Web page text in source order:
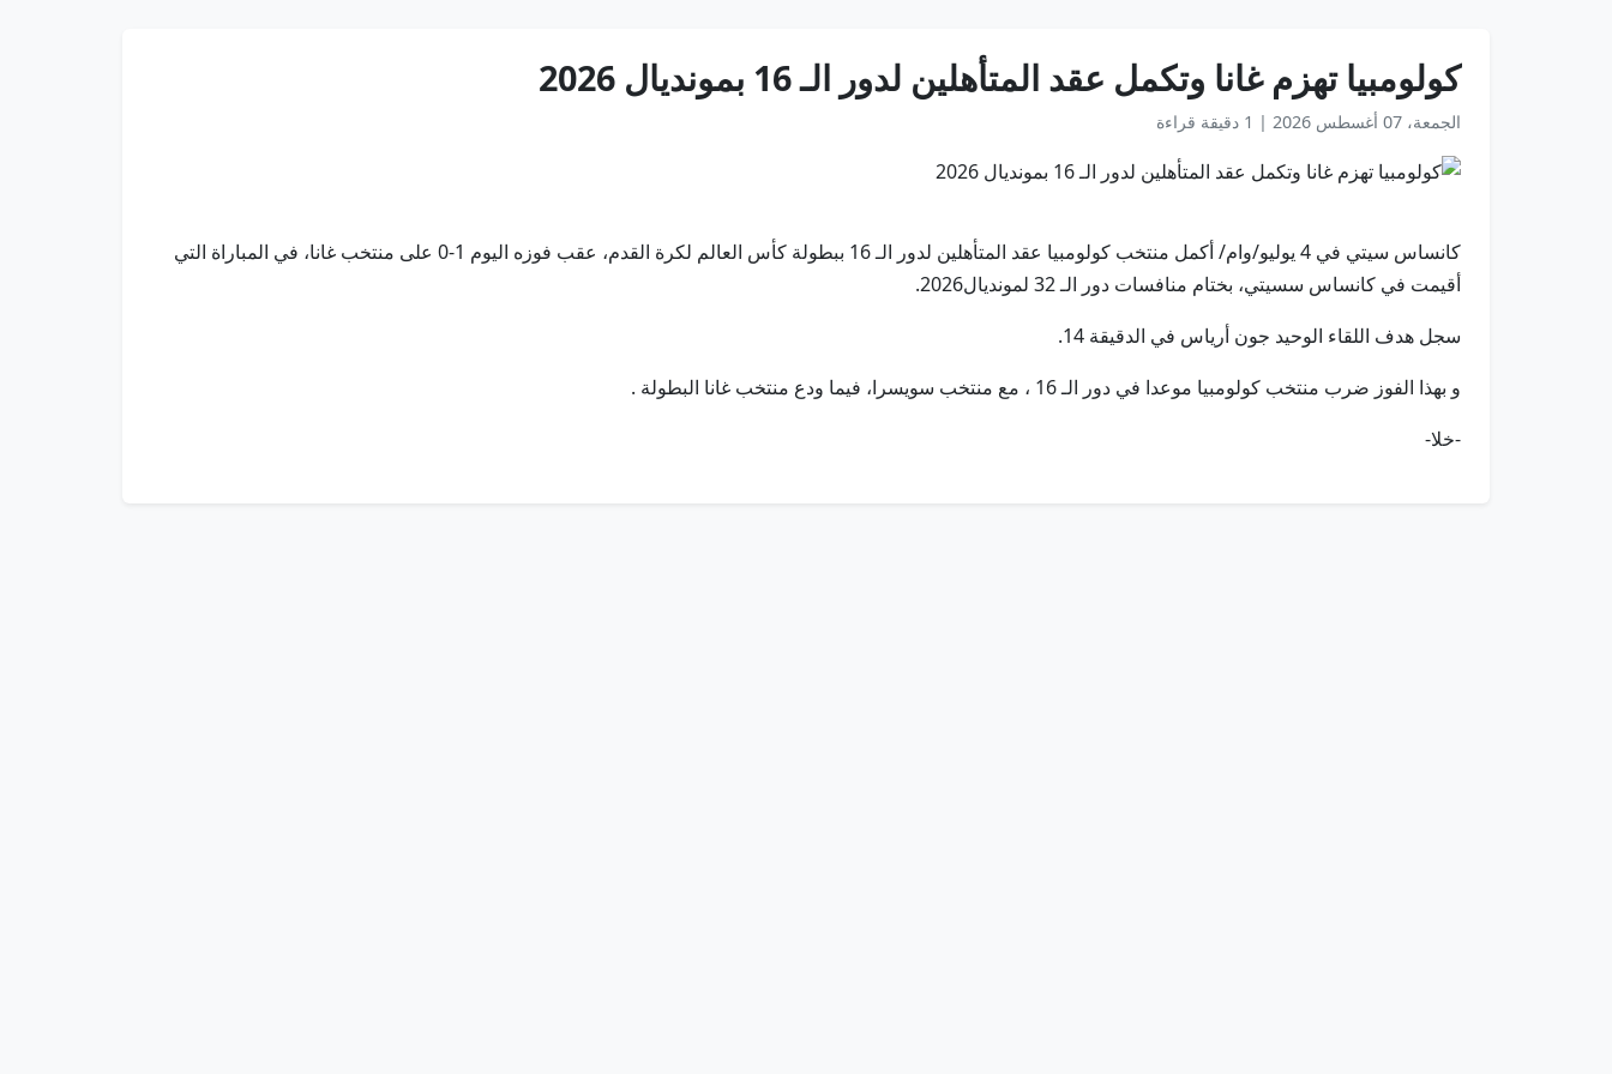
كولومبيا تهزم غانا وتكمل عقد المتأهلين لدور الـ 16 بمونديال 2026
الجمعة، 07 أغسطس 2026 | 1 دقيقة قراءة
كانساس سيتي في 4 يوليو/وام/ أكمل منتخب كولومبيا عقد المتأهلين لدور الـ 16 ببطولة كأس العالم لكرة القدم، عقب فوزه اليوم 1-0 على منتخب غانا، في المباراة التي
أقيمت في كانساس سسيتي، بختام منافسات دور الـ 32 لمونديال2026.
سجل هدف اللقاء الوحيد جون أرياس في الدقيقة 14.
و بهذا الفوز ضرب منتخب كولومبيا موعدا في دور الـ 16 ، مع منتخب سويسرا، فيما ودع منتخب غانا البطولة .
-خلا-